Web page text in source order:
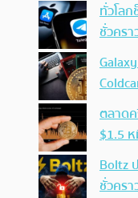
ทั่วโล
ชั่วคร
ตลาด
$1.5
Boltz
ชั่วคร